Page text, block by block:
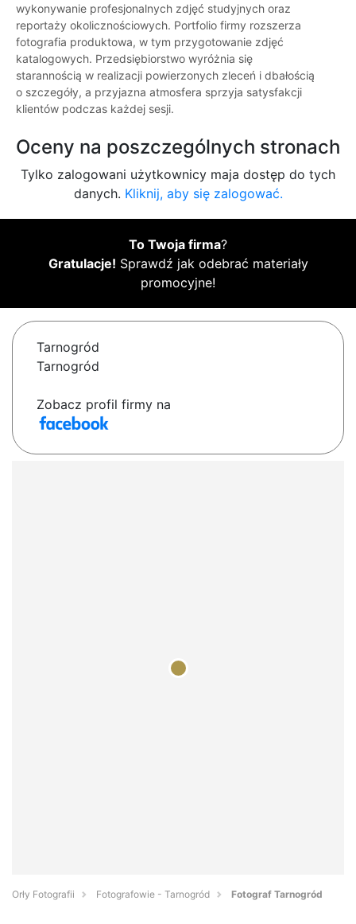
wykonywanie profesjonalnych zdjęć studyjnych oraz
reportaży okolicznościowych. Portfolio firmy rozszerza
fotografia produktowa, w tym przygotowanie zdjęć
katalogowych. Przedsiębiorstwo wyróżnia się
starannością w realizacji powierzonych zleceń i dbałością
o szczegóły, a przyjazna atmosfera sprzyja satysfakcji
klientów podczas każdej sesji.
Oceny na poszczególnych stronach
Tylko zalogowani użytkownicy maja dostęp do tych
danych. Kliknij, aby się zalogować.
To Twoja firma?
Gratulacje! Sprawdź jak odebrać materiały
promocyjne!
Tarnogród
Tarnogród
Zobacz profil firmy na
Orły Fotografii Fotografowie - Tarnogród Fotograf Tarnogród